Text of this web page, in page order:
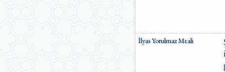
İlyas Yorulmaz Meali